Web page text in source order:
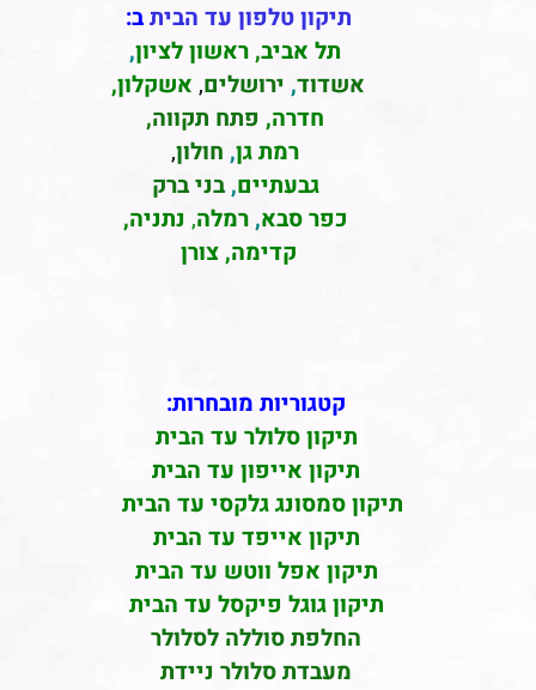
תיקון טלפון עד הביתב:
תל אביב, ראשון לציון,
אשדוד, ירושלים, אשקלון,
חדרה, פתח תקווה,
רמת גן, חולון,
גבעתיים,בני ברק
כפר סבא,רמלה, נתניה,
קדימה, צורן
קטגוריות מובחרות:
תיקון סלולר עד הבית
תיקון אייפון עד הבית
תיקון סמסונג גלקסי עד הבית
תיקון אייפד עד הבית
תיקון אפל ווטש עד הבית
תיקון גוגל פיקסל עד הבית
החלפת סוללה לסלולר
מעבדת סלולר ניידת